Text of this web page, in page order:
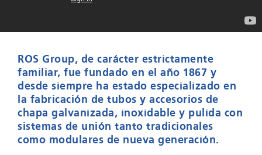
ROS Group, de carácter estrictamente
familiar, fue fundado en el año 1867 y
desde siempre ha estado especializado en
la fabricación de tubos y accesorios de
chapa galvanizada, inoxidable y pulida con
sistemas de unión tanto tradicionales
como modulares de nueva generación.